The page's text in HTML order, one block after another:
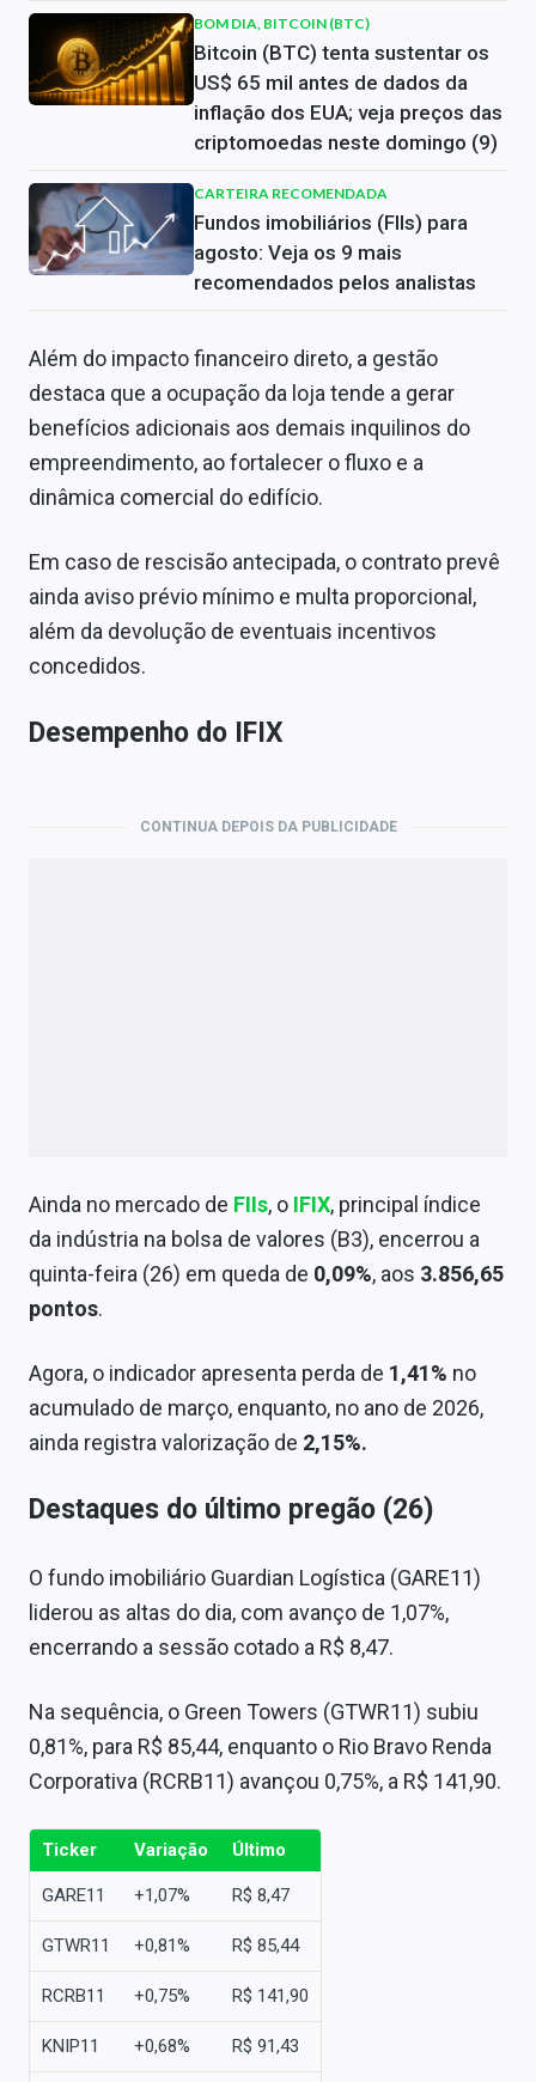
BOM DIA, BITCOIN (BTC)
Bitcoin (BTC) tenta sustentar os
US$ 65 mil antes de dados da
inflação dos EUA; veja preços das
criptomoedas neste domingo (9)
CARTEIRA RECOMENDADA
Fundos imobiliários (FIIs) para
agosto: Veja os 9 mais
recomendados pelos analistas
Além do impacto financeiro direto, a gestão
destaca que a ocupação da loja tende a gerar
benefícios adicionais aos demais inquilinos do
empreendimento, ao fortalecer o fluxo e a
dinâmica comercial do edifício.
Em caso de rescisão antecipada, o contrato prevê
ainda aviso prévio mínimo e multa proporcional,
além da devolução de eventuais incentivos
concedidos.
Desempenho do IFIX
CONTINUA DEPOIS DA PUBLICIDADE
Ainda no mercado de FIIs, o IFIX, principal índice
da indústria na bolsa de valores (B3), encerrou a
quinta-feira (26) em queda de 0,09%, aos 3.856,65
pontos.
Agora, o indicador apresenta perda de 1,41% no
acumulado de março, enquanto, no ano de 2026,
ainda registra valorização de 2,15%.
Destaques do último pregão (26)
O fundo imobiliário Guardian Logística (GARE11)
liderou as altas do dia, com avanço de 1,07%,
encerrando a sessão cotado a R$ 8,47.
Na sequência, o Green Towers (GTWR11) subiu
0,81%, para R$ 85,44, enquanto o Rio Bravo Renda
Corporativa (RCRB11) avançou 0,75%, a R$ 141,90.
Ticker Variação Último
GARE11 +1,07% R$ 8,47
GTWR11 +0,81% R$ 85,44
RCRB11 +0,75% R$ 141,90
KNIP11 +0,68% R$ 91,43